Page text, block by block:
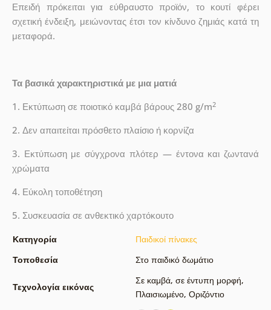
Επειδή πρόκειται για εύθραυστο προϊόν, το κουτί φέρει
σχετική ένδειξη, μειώνοντας έτσι τον κίνδυνο ζημιάς κατά τη
μεταφορά.
Τα βασικά χαρακτηριστικά με μια ματιά
1. Εκτύπωση σε ποιοτικό καμβά βάρους 280 g/m2
2. Δεν απαιτείται πρόσθετο πλαίσιο ή κορνίζα
3. Εκτύπωση με σύγχρονα πλότερ — έντονα και ζωντανά
χρώματα
4. Εύκολη τοποθέτηση
5. Συσκευασία σε ανθεκτικό χαρτόκουτο
Κατηγορία
Παιδικοί πίνακες
Τοποθεσία
Στο παιδικό δωμάτιο
Τεχνολογία εικόνας
Σε καμβά, σε έντυπη μορφή,
Πλαισιωμένο, Οριζόντιο